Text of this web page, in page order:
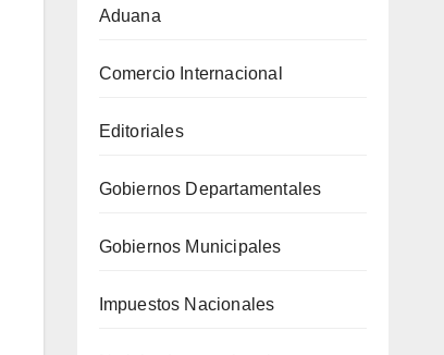
Aduana
Comercio Internacional
Editoriales
Gobiernos Departamentales
Gobiernos Municipales
Impuestos Nacionales